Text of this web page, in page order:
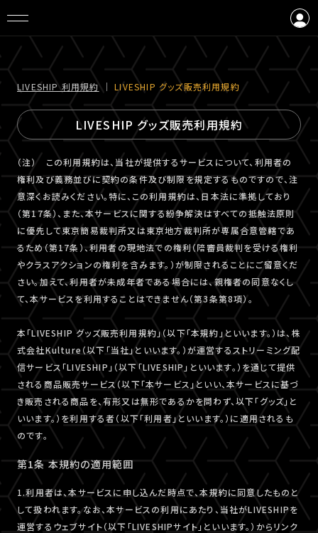
会員登録
LIVESHIP 利⽤規約｜LIVESHIP グッズ販売利⽤規約
LIVESHIP グッズ販売利⽤規約
（注） この利用規約は、当社が提供するサービスについて、利用者の
権利及び義務並びに契約の条件及び制限を規定するものですので、注
意深くお読みください。特に、この利用規約は、日本法に準拠しており
（第17条）、また、本サービスに関する紛争解決はすべての抵触法原則
に優先して東京簡易裁判所又は東京地方裁判所が専属合意管轄であ
るため（第17条）、利用者の現地法での権利（陪審員裁判を受ける権利
やクラスアクションの権利を含みます。）が制限されることにご留意くだ
さい。加えて、利用者が未成年者である場合には、親権者の同意なくし
て、本サービスを利用することはできません（第3条第8項）。
本「LIVESHIP グッズ販売利用規約」（以下「本規約」といいます。）は、株
式会社Kulture（以下「当社」といいます。）が運営するストリーミング配
信サービス「LIVESHIP」（以下「LIVESHIP」といいます。）を通じて提供
される商品販売サービス（以下「本サービス」といい、本サービスに基づ
き販売される商品を、有形又は無形であるかを問わず、以下「グッズ」と
いいます。）を利用する者（以下「利用者」といいます。）に適用されるも
のです。
第1条 本規約の適用範囲
1.利用者は、本サービスに申し込んだ時点で、本規約に同意したものと
して扱われます。なお、本サービスの利用にあたり、当社がLIVESHIPを
運営するウェブサイト（以下「LIVESHIPサイト」といいます。）からリンク